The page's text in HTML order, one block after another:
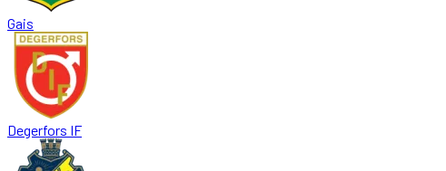
Gais
Degerfors IF